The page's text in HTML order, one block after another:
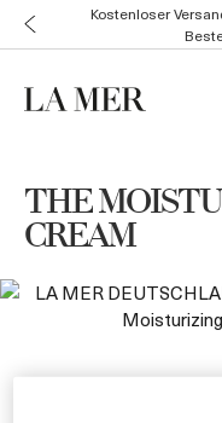
Kostenloser
THE
CREAM